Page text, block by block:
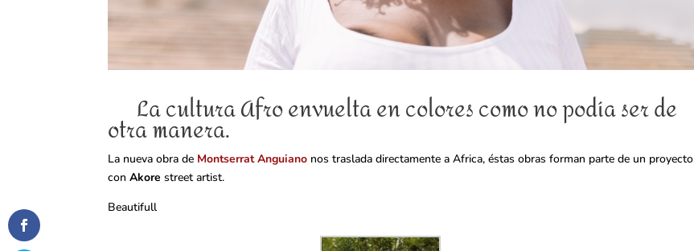
La cultura Afro envuelta en colores como no podía ser de
otra manera.
La nueva obra de Montserrat Anguiano nos traslada directamente a Africa, éstas obras forman parte de un proyecto
conAkore street artist.
Beautifull